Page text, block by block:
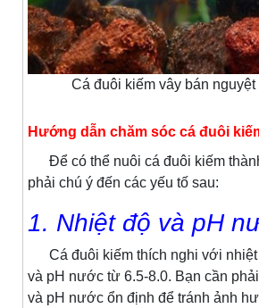
Cá đuôi kiếm vây bán nguyệt
Hướng dẫn chăm sóc cá đuôi
Để có thể nuôi cá đuôi kiếm
phải chú ý đến các yếu tố sau:
1. Nhiệt độ và pH
Cá đuôi kiếm thích nghi với nhiệt
và pH nước từ 6.5-8.0. Bạn cần
và pH nước ổn định để tránh ảnh